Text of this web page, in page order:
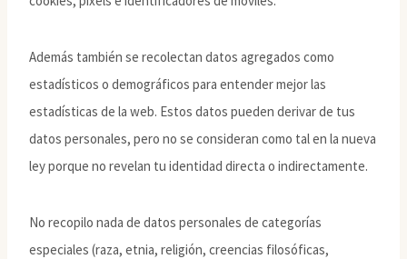
Además también se recolectan datos agregados como
estadísticos o demográficos para entender mejor las
estadísticas de la web. Estos datos pueden derivar de tus
datos personales, pero no se consideran como tal en la nueva
ley porque no revelan tu identidad directa o indirectamente.
No recopilo nada de datos personales de categorías
especiales (raza, etnia, religión, creencias filosóficas,